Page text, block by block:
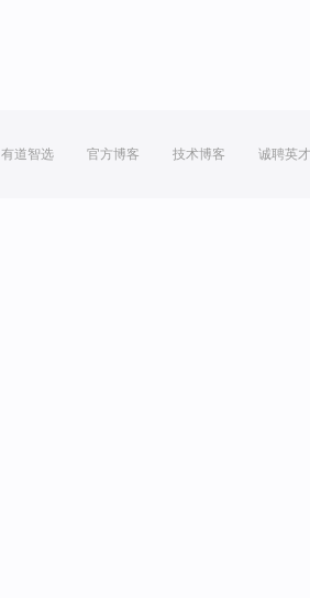
有道智选 官方博客 技术博客 诚聘英才